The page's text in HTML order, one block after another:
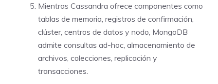
Mientras Cassandra ofrece componentes como
tablas de memoria, registros de confirmación,
clúster, centros de datos y nodo, MongoDB
admite consultas ad-hoc, almacenamiento de
archivos, colecciones, replicación y
transacciones.